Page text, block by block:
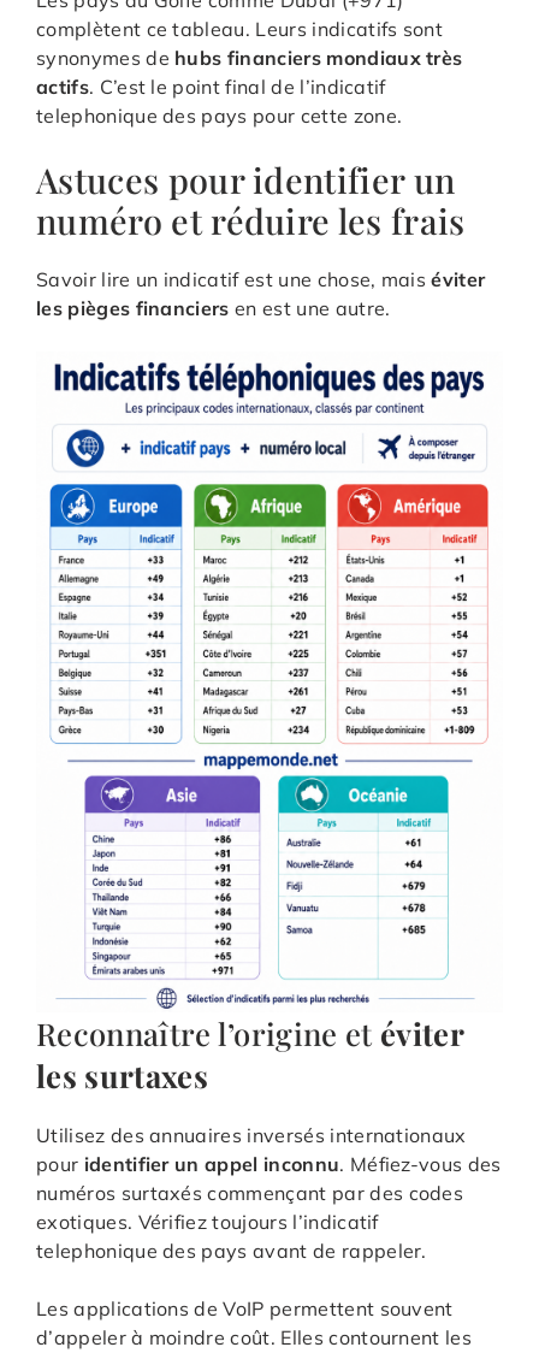
complètent ce tableau. Leurs indicatifs sont
synonymes de hubs financiers mondiaux très
actifs. C’est le point final de l’indicatif
telephonique des pays pour cette zone.
Astuces pour identifier un
numéro et réduire les frais
Savoir lire un indicatif est une chose, maiséviter
les pièges financiers en est une autre.
Reconnaître l’origine et éviter
les surtaxes
Utilisez des annuaires inversés internationaux
pour identifier un appel inconnu. Méfiez-vous des
numéros surtaxés commençant par des codes
exotiques. Vérifiez toujours l’indicatif
telephonique des pays avant de rappeler.
Les applications de VoIP permettent souvent
d’appeler à moindre coût. Elles contournent les